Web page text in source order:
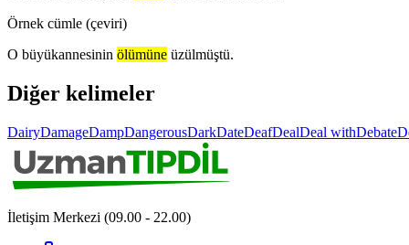
Örnek cümle (çeviri)
O büyükannesinin ölümüne üzülmüştü.
Diğer kelimeler
DairyDamageDampDangerousDarkDateDeafDealDeal withDebate
İletişim Merkezi (09.00 - 22.00)